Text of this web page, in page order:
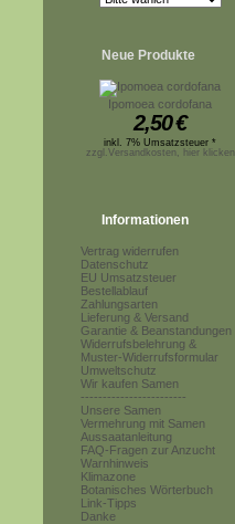
Neue Produkte
Ipomoea cordofana
2,50€
inkl. 7% Umsatzsteuer *
zzgl.Versandkosten, hier klicken
Informationen
Vertrag widerrufen
Datenschutz
EU Umsatzsteuer
Bestellablauf
Zahlungsarten
Lieferung & Versand
Garantie & Beanstandungen
Widerrufsbelehrung &
Muster-Widerrufsformular
Umweltschutz
Wir kaufen Samen
------------------------
Unsere Samen
Vermehrung mit Samen
Aussaatanleitung
FAQ-Fragen zur Anzucht
Warnhinweis
Klimazone
Botanisches Wörterbuch
Link-Tipps
Danke